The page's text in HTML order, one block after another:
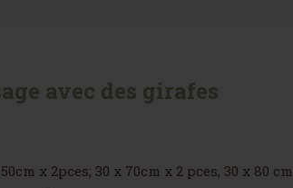
avec des girafes
x 2pces; 30 x 70cm x 2 pces, 30 x 80